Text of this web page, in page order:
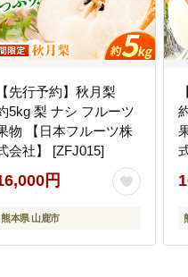
【先行予約】秋月梨
梨 ナシ フルーツ
物 【日本フルーツ株
会社】 [ZFJ015]
円
熊本県 山鹿市